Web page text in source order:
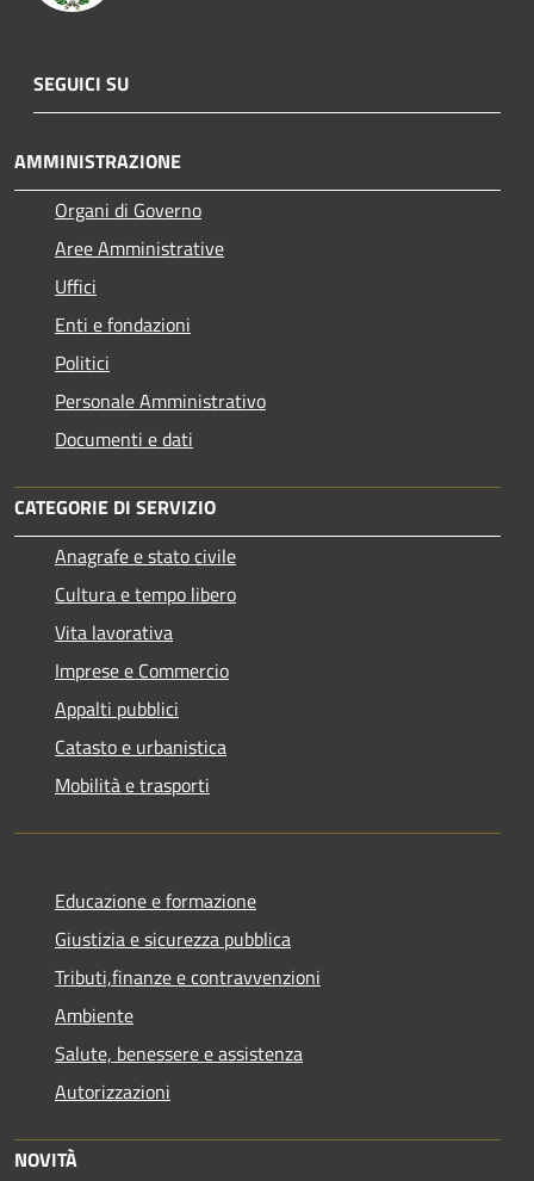
SEGUICI SU
AMMINISTRAZIONE
Organi di Governo
Aree Amministrative
Uffici
Enti e fondazioni
Politici
Personale Amministrativo
Documenti e dati
CATEGORIE DI SERVIZIO
Anagrafe e stato civile
Cultura e tempo libero
Vita lavorativa
Imprese e Commercio
Appalti pubblici
Catasto e urbanistica
Mobilità e trasporti
Educazione e formazione
Giustizia e sicurezza pubblica
Tributi,finanze e contravvenzioni
Ambiente
Salute, benessere e assistenza
Autorizzazioni
NOVITÀ